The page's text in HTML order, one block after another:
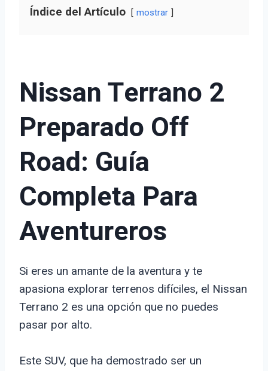
Índice del Artículo mostrar
Nissan Terrano 2
Preparado Off
Road: Guía
Completa Para
Aventureros
Si eres un amante de la aventura y te
apasiona explorar terrenos difíciles, el Nissan
Terrano 2 es una opción que no puedes
pasar por alto.
Este SUV, que ha demostrado ser un